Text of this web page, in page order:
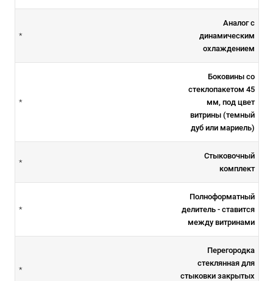
*
Аналог с
динамическим
охлаждением
*
Боковины со
стеклопакетом 45
мм, под цвет
витрины (темный
дуб или мариель)
*
Стыковочный
комплект
*
Полноформатный
делитель - ставится
между витринами
*
Перегородка
стеклянная для
стыковки закрытых